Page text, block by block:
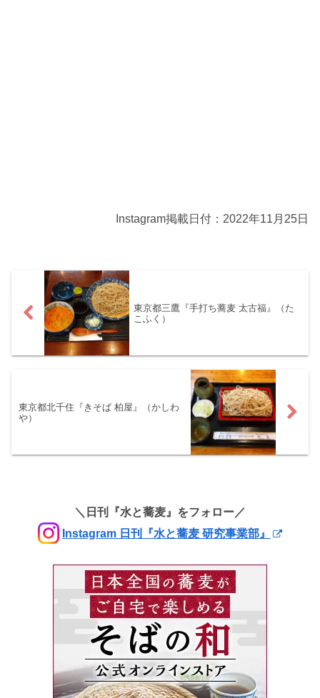
Instagram掲載日付：2022年11月25日
東京都三鷹『手打ち蕎麦 太古福』（た
こふく）
東京都北千住『きそば 柏屋』（かしわ
や）
＼日刊『水と蕎麦』をフォロー／
Instagram 日刊『水と蕎麦 研究事業部』